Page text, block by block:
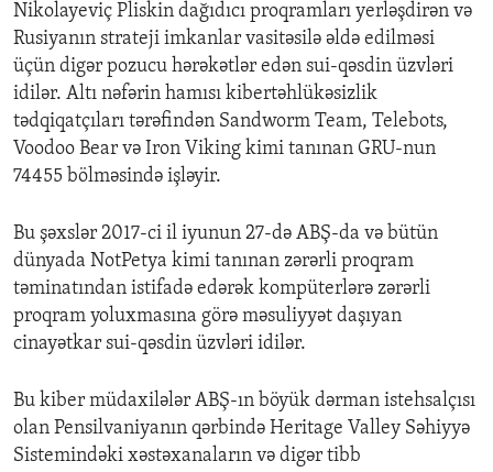
Nikolayeviç Pliskin dağıdıcı proqramları yerləşdirən və
Rusiyanın strateji imkanlar vasitəsilə əldə edilməsi
üçün digər pozucu hərəkətlər edən sui-qəsdin üzvləri
idilər. Altı nəfərin hamısı kibertəhlükəsizlik
tədqiqatçıları tərəfindən Sandworm Team, Telebots,
Voodoo Bear və Iron Viking kimi tanınan GRU-nun
74455 bölməsində işləyir.
Bu şəxslər 2017-ci il iyunun 27-də ABŞ-da və bütün
dünyada NotPetya kimi tanınan zərərli proqram
təminatından istifadə edərək kompüterlərə zərərli
proqram yoluxmasına görə məsuliyyət daşıyan
cinayətkar sui-qəsdin üzvləri idilər.
Bu kiber müdaxilələr ABŞ-ın böyük dərman istehsalçısı
olan Pensilvaniyanın qərbində Heritage Valley Səhiyyə
Sistemindəki xəstəxanaların və digər tibb